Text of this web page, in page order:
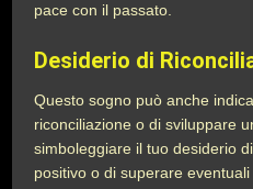
pace con il passato.
Desiderio di
Questo sogno può anche
riconciliazione o di sviluppare
simboleggiare il tuo desiderio
positivo o di superare eventuali